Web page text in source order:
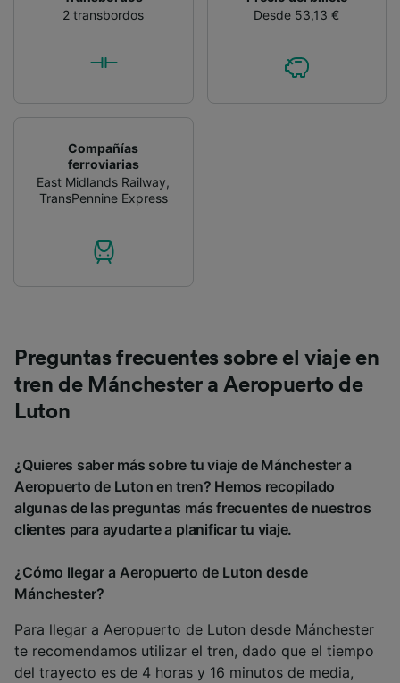
2 transbordos
Desde 53,13 €
Compañías
ferroviarias
East Midlands Railway,
TransPennine Express
Preguntas frecuentes sobre el viaje en
tren de Mánchester a Aeropuerto de
Luton
¿Quieres saber más sobre tu viaje de Mánchester a
Aeropuerto de Luton en tren? Hemos recopilado
algunas de las preguntas más frecuentes de nuestros
clientes para ayudarte a planificar tu viaje.
¿Cómo llegar a Aeropuerto de Luton desde
Mánchester?
Para llegar a Aeropuerto de Luton desde Mánchester
te recomendamos utilizar el tren, dado que el tiempo
del trayecto es de 4 horas y 16 minutos de media,